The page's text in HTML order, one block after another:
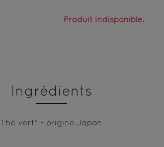
Produit indisponible.
Ingrédients
Thé vert* - origine Japon